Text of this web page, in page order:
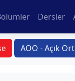
Dersler
AÖO - Açık